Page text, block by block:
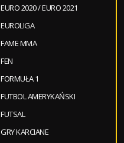
EURO 2020 / EURO 2021
EUROLIGA
FAME MMA
FEN
FORMUŁA 1
FUTBOL AMERYKAŃSKI
FUTSAL
GRY KARCIANE